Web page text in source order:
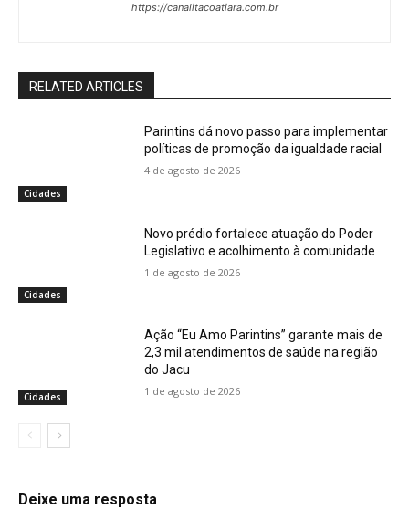
https://canalitacoatiara.com.br
RELATED ARTICLES
Cidades
Parintins dá novo passo para implementar
políticas de promoção da igualdade racial
4 de agosto de 2026
Cidades
Novo prédio fortalece atuação do Poder
Legislativo e acolhimento à comunidade
1 de agosto de 2026
Cidades
Ação “Eu Amo Parintins” garante mais de
2,3 mil atendimentos de saúde na região
do Jacu
1 de agosto de 2026
Deixe uma resposta